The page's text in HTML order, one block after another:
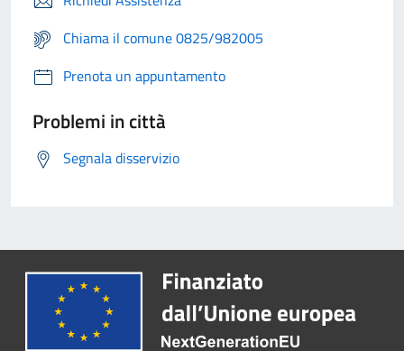
Chiama il comune 0825/982005
Prenota un appuntamento
Problemi in città
Segnala disservizio